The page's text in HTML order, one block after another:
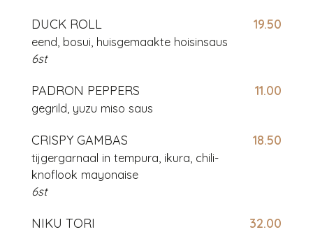
DUCK ROLL 19.50
eend, bosui, huisgemaakte hoisinsaus
6st
PADRON PEPPERS 11.00
gegrild, yuzu miso saus
CRISPY GAMBAS 18.50
tijgergarnaal in tempura, ikura, chili-
knoflook mayonaise
6st
NIKU TORI 32.00